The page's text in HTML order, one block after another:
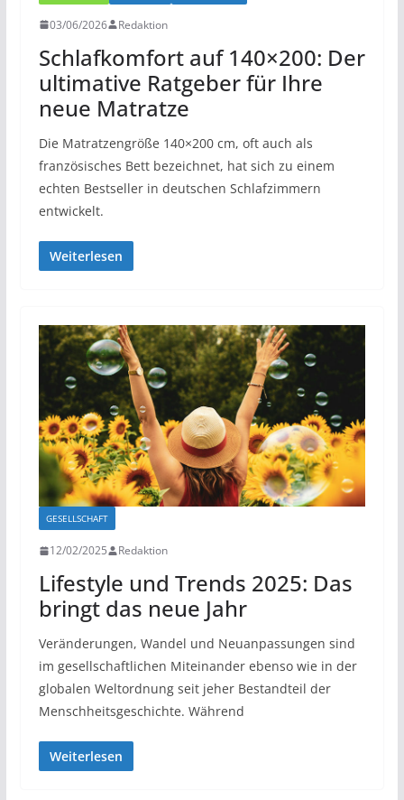
03/06/2026 Redaktion
Schlafkomfort auf 140×200: Der
ultimative Ratgeber für Ihre
neue Matratze
Die Matratzengröße 140×200 cm, oft auch als
französisches Bett bezeichnet, hat sich zu einem
echten Bestseller in deutschen Schlafzimmern
entwickelt.
Weiterlesen
GESELLSCHAFT
12/02/2025 Redaktion
Lifestyle und Trends 2025: Das
bringt das neue Jahr
Veränderungen, Wandel und Neuanpassungen sind
im gesellschaftlichen Miteinander ebenso wie in der
globalen Weltordnung seit jeher Bestandteil der
Menschheitsgeschichte. Während
Weiterlesen